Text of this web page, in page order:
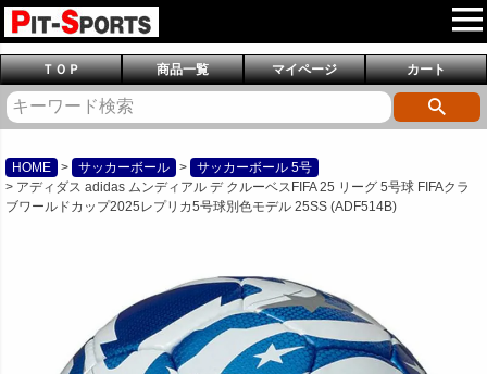
ＴＯＰ 商品一覧 マイページ カート
HOME サッカーボール
サッカーボール 5号
アディダス adidas ムンディアル デ クルーベスFIFA 25 リーグ 5号球 FIFAクラ
ブワールドカップ2025レプリカ5号球別色モデル 25SS (ADF514B)